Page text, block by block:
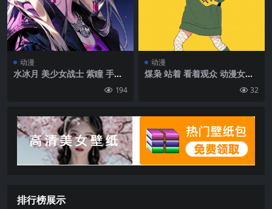
动漫
水冰月 美少女战士 紫瞳 手机
194
动漫
煤枭 站着 看着观众 动漫女孩
背景 极简主义 数字艺术|1200
32
排行榜展示